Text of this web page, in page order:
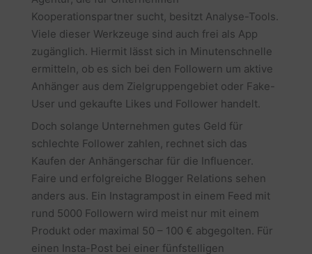
Kooperationspartner sucht, besitzt Analyse-Tools.
Viele dieser Werkzeuge sind auch frei als App
zugänglich. Hiermit lässt sich in Minutenschnelle
ermitteln, ob es sich bei den Followern um aktive
Anhänger aus dem Zielgruppengebiet oder Fake-
User und gekaufte Likes und Follower handelt.
Doch solange Unternehmen gutes Geld für
schlechte Follower zahlen, rechnet sich das
Kaufen der Anhängerschar für die Influencer.
Faire und erfolgreiche Blogger Relations sehen
anders aus. Ein Instagrampost in einem Feed mit
rund 5000 Followern wird meist nur mit einem
Produkt oder maximal 50 – 100 € abgegolten. Für
einen Insta-Post bei einer fünfstelligen